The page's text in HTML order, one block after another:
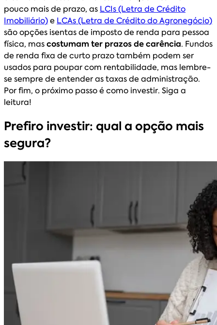
pouco mais de prazo, as LCIs (Letra de Crédito
Imobiliário)e LCAs (Letra de Crédito do Agronegócio)
são opções isentas de imposto de renda para pessoa
física, mascostumam ter prazos de carência. Fundos
de renda fixa de curto prazo também podem ser
usados para poupar com rentabilidade, mas lembre-
se sempre de entender as taxas de administração.
Por fim, o próximo passo é como investir. Siga a
leitura!
Prefiro investir: qual a opção mais
segura?